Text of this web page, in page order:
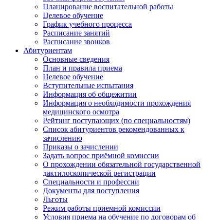
Планирование воспитательной работы
Целевое обучение
График учебного процесса
Расписание занятий
Расписание звонков
Абитуриентам
Основные сведения
План и правила приема
Целевое обучение
Вступительные испытания
Информация об общежитии
Информация о необходимости прохождения
медицинского осмотра
Рейтинг поступающих (по специальностям)
Список абитуриентов рекомендованных к
зачислению
Приказы о зачислении
Задать вопрос приёмной комиссии
О прохождении обязательной государственной
дактилоскопической регистрации
Специальности и профессии
Документы для поступления
Льготы
Режим работы приемной комиссии
Условия приема на обучение по договорам об